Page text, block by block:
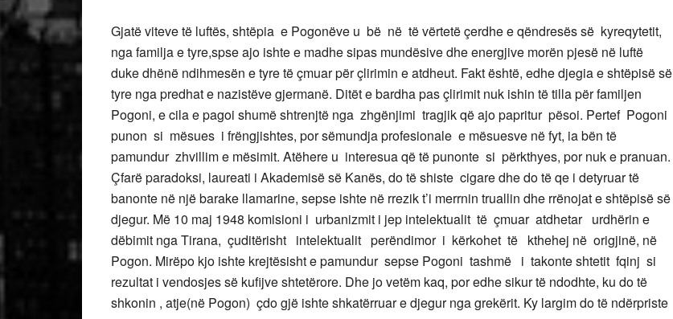
Gjatë viteve të luftës, shtëpia e Pogonëve u bë në të vërtetë çerdhe e qëndresës së kyreqytetit,
nga familja e tyre,spse ajo ishte e madhe sipas mundësive dhe energjive morën pjesë në luftë
duke dhënë ndihmesën e tyre të çmuar për çlirimin e atdheut. Fakt është, edhe djegia e shtëpisë së
tyre nga predhat e nazistëve gjermanë. Ditët e bardha pas çlirimit nuk ishin të tilla për familjen
Pogoni, e cila e pagoi shumë shtrenjtë nga zhgënjimi tragjik që ajo papritur pësoi. Pertef Pogoni
punon si mësues i frëngjishtes, por sëmundja profesionale e mësuesve në fyt, ia bën të
pamundur zhvillim e mësimit. Atëhere u interesua që të punonte si përkthyes, por nuk e pranuan.
Çfarë paradoksi, laureati i Akademisë së Kanës, do të shiste cigare dhe do të qe i detyruar të
banonte në një barake llamarine, sepse ishte në rrezik t’i merrnin truallin dhe rrënojat e shtëpisë së
djegur. Më 10 maj 1948 komisioni i urbanizmit i jep intelektualit të çmuar atdhetar urdhërin e
dëbimit nga Tirana, çuditërisht intelektualit perëndimor i kërkohet të kthehej në origjinë, në
Pogon. Mirëpo kjo ishte krejtësisht e pamundur sepse Pogoni tashmë i takonte shtetit fqinj si
rezultat i vendosjes së kufijve shtetërore. Dhe jo vetëm kaq, por edhe sikur të ndodhte, ku do të
shkonin , atje(në Pogon) çdo gjë ishte shkatërruar e djegur nga grekërit. Ky largim do të ndërpriste